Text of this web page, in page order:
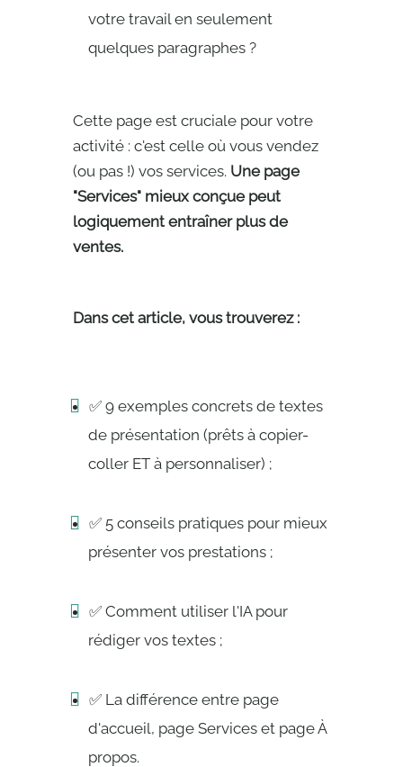
votre travail en seulement
quelques paragraphes ?
Cette page est cruciale pour votre
activité : c'est celle où vous vendez
(ou pas !) vos services. Une page
"Services" mieux conçue peut
logiquement entraîner plus de
ventes.
Dans cet article, vous trouverez :
✅ 9 exemples concrets de textes
de présentation (prêts à copier-
coller ET à personnaliser) ;
✅ 5 conseils pratiques pour mieux
présenter vos prestations ;
✅ Comment utiliser l'IA pour
rédiger vos textes ;
✅ La différence entre page
d'accueil, page Services et page À
propos.